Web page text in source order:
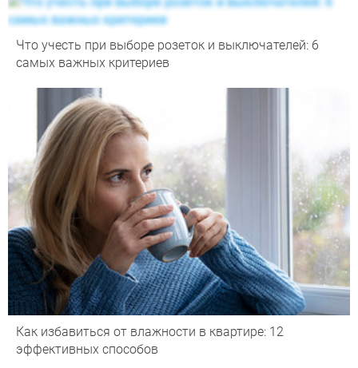
Что учесть при выборе розеток и выключателей: 6
самых важных критериев
Как избавиться от влажности в квартире: 12
эффективных способов